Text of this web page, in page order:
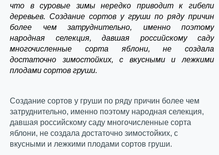
что в суровые зимы нередко приводит к гибели
деревьев. Создание сортов у груши по ряду причин
более чем затруднительно, именно поэтому
народная селекция, давшая российскому саду
многочисленные сорта яблони, не создала
достаточно зимостойких, с вкусными и лежкими
плодами сортов груши.
Создание сортов у груши по ряду причин более чем
затруднительно, именно поэтому народная селекция,
давшая российскому саду многочисленные сорта
яблони, не создала достаточно зимостойких, с
вкусными и лежкими плодами сортов груши.